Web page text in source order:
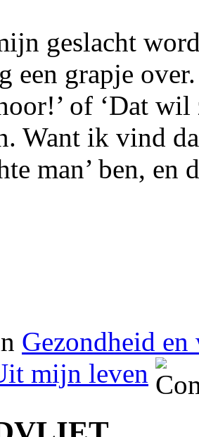
geslacht
een grapje
of ‘Dat
Want ik vind
man’ ben,
Gezondheid
mijn leven